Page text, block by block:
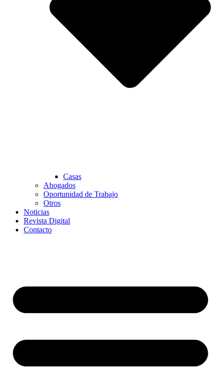
Casas
Abogados
Oportunidad de Trabajo
Otros
Noticias
Revista Digital
Contacto